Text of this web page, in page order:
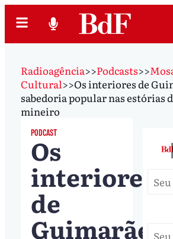
Radioagência>>Podcasts>>
Cultural>>Os interiores de
sabedoria popular nas estórias
mineiro
PODCAST
Os
interiores
de
Guimarães